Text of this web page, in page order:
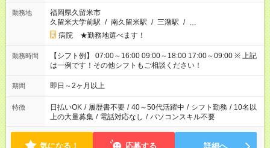
勤務地
福岡県久留米市
久留米大学前駅 / 南久留米駅 / 三潴駅 / …
病院 ★勤務地選べます！
勤務時間
【シフト例】 07:00～16:00 09:00～18:00 17:00～09:00 ※ 上記
は一例です！その他シフトもご相談ください！
期間 即日～2ヶ月以上
特徴 日払いOK / 履歴書不要 / 40～50代活躍中 / シフト勤務 / 10名以
上の大量募集 / 電話対応なし / パソコンスキル不要
気になる！ 応募する 詳細へ